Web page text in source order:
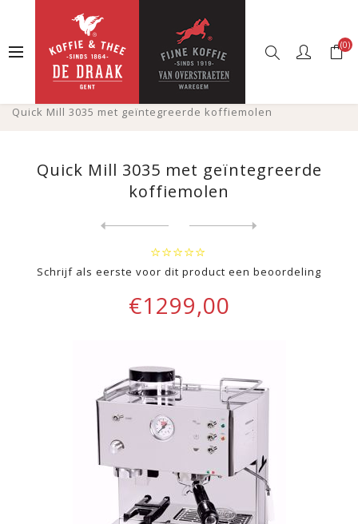
(0)
Startpagina Webshop
Koffiemachines
Espressomachines
Quick Mill 3035 met geïntegreerde koffiemolen
Quick Mill 3035 met geïntegreerde
koffiemolen
Schrijf als eerste voor dit product een beoordeling
€1299,00